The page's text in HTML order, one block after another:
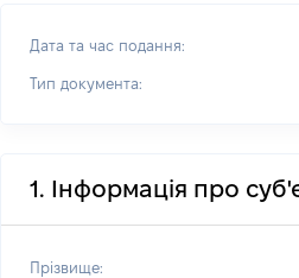
Дата та час подання:
Тип документа:
1. Інформація про
Прізвище: